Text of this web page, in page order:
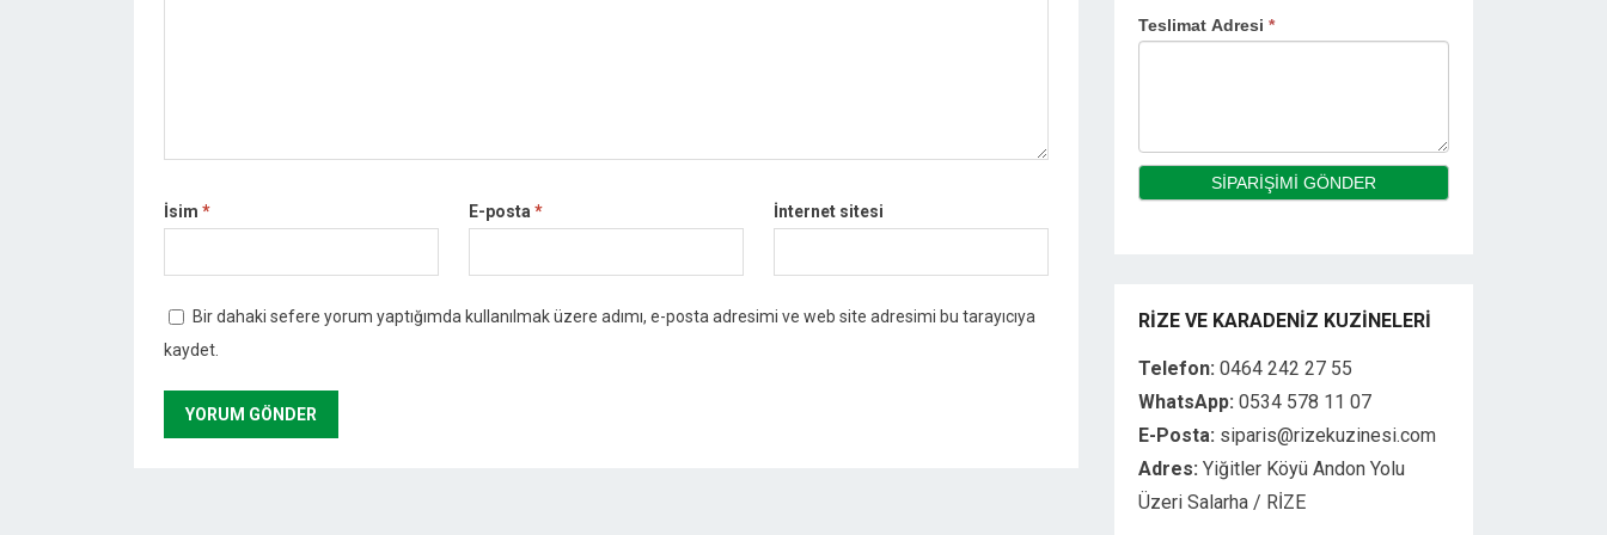
İsim * E-posta * İnternet sitesi
Bir dahaki sefere yorum yaptığımda kullanılmak üzere adımı, e-posta adresimi ve web site adresimi bu tarayıcıya
kaydet.
Teslimat Adresi *
SIPARIŞIMI GÖNDER
RIZE VE KARADENIZ KUZINELERI
Telefon: 0464 242 27 55
WhatsApp: 0534 578 11 07
E-Posta: siparis@rizekuzinesi.com
Adres: Yiğitler Köyü Andon Yolu
Üzeri Salarha / RİZE